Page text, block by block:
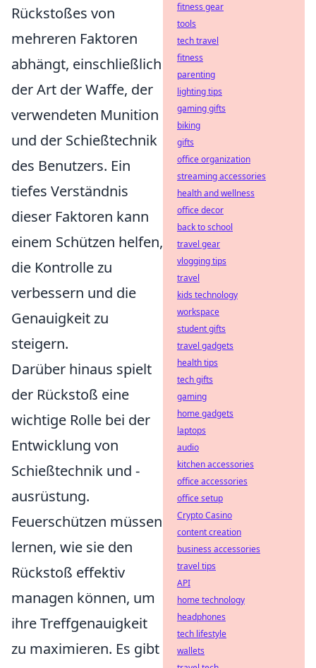
Rückstoßes von
mehreren Faktoren
abhängt, einschließlich
der Art der Waffe, der
verwendeten Munition
und der Schießtechnik
des Benutzers. Ein
tiefes Verständnis
dieser Faktoren kann
einem Schützen helfen,
die Kontrolle zu
verbessern und die
Genauigkeit zu
steigern.
Darüber hinaus spielt
der Rückstoß eine
wichtige Rolle bei der
Entwicklung von
Schießtechnik und -
ausrüstung.
Feuerschützen müssen
lernen, wie sie den
Rückstoß effektiv
managen können, um
ihre Treffgenauigkeit
zu maximieren. Es gibt
fitness gear
tools
tech travel
fitness
parenting
lighting tips
gaming gifts
biking
gifts
office organization
streaming accessories
health and wellness
office decor
back to school
travel gear
vlogging tips
travel
kids technology
workspace
student gifts
travel gadgets
health tips
tech gifts
gaming
home gadgets
laptops
audio
kitchen accessories
office accessories
office setup
Crypto Casino
content creation
business accessories
travel tips
API
home technology
headphones
tech lifestyle
wallets